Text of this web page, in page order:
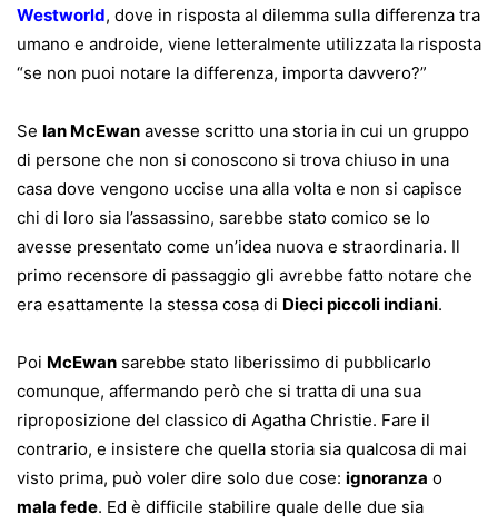
Westworld, dove in risposta al dilemma sulla differenza tra
umano e androide, viene letteralmente utilizzata la risposta
“se non puoi notare la differenza, importa davvero?”
Se Ian McEwan avesse scritto una storia in cui un gruppo
di persone che non si conoscono si trova chiuso in una
casa dove vengono uccise una alla volta e non si capisce
chi di loro sia l’assassino, sarebbe stato comico se lo
avesse presentato come un’idea nuova e straordinaria. Il
primo recensore di passaggio gli avrebbe fatto notare che
era esattamente la stessa cosa di Dieci piccoli indiani.
Poi McEwan sarebbe stato liberissimo di pubblicarlo
comunque, affermando però che si tratta di una sua
riproposizione del classico di Agatha Christie. Fare il
contrario, e insistere che quella storia sia qualcosa di mai
visto prima, può voler dire solo due cose: ignoranza o
mala fede. Ed è difficile stabilire quale delle due sia